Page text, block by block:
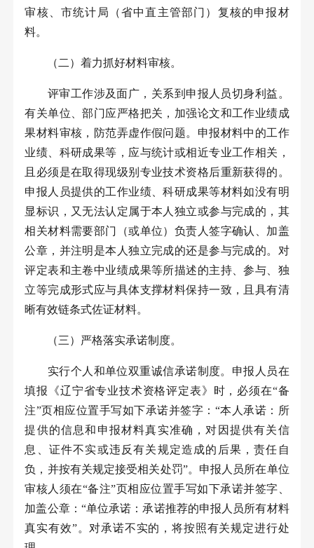
审核、市统计局（省中直主管部门）复核的申报材
料。
（二）着力抓好材料审核。
评审工作涉及面广，关系到申报人员切身利益。
有关单位、部门应严格把关，加强论文和工作业绩成
果材料审核，防范弄虚作假问题。申报材料中的工作
业绩、科研成果等，应与统计或相近专业工作相关，
且必须是在取得现级别专业技术资格后重新获得的。
申报人员提供的工作业绩、科研成果等材料如没有明
显标识，又无法认定属于本人独立或参与完成的，其
相关材料需要部门（或单位）负责人签字确认、加盖
公章，并注明是本人独立完成的还是参与完成的。对
评定表和主卷中业绩成果等所描述的主持、参与、独
立等完成形式应与具体支撑材料保持一致，且具有清
晰有效链条式佐证材料。
（三）严格落实承诺制度。
实行个人和单位双重诚信承诺制度。申报人员在
填报《辽宁省专业技术资格评定表》时，必须在“备
注”页相应位置手写如下承诺并签字：“本人承诺：所
提供的信息和申报材料真实准确，对因提供有关信
息、证件不实或违反有关规定造成的后果，责任自
负，并按有关规定接受相关处罚”。申报人员所在单位
审核人须在“备注”页相应位置手写如下承诺并签字、
加盖公章：“单位承诺：承诺推荐的申报人员所有材料
真实有效”。对承诺不实的，将按照有关规定进行处